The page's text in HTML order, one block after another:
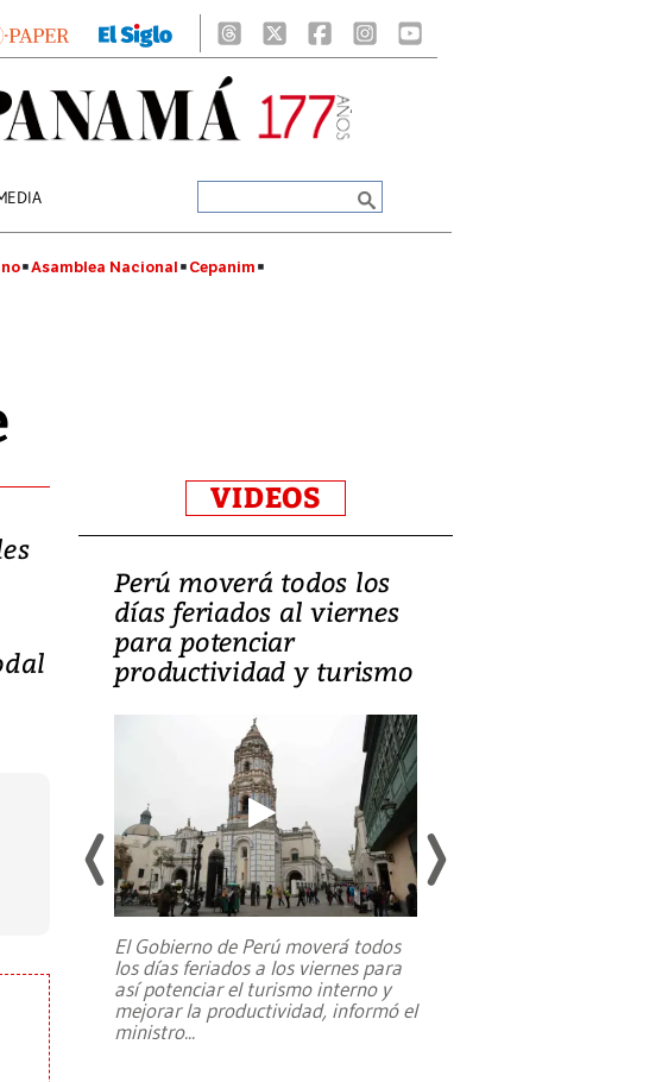
Asamblea Nacional Cepanim
VIDEOS
y
Perú moverá todos los
días feriados al viernes
para potenciar
productividad y turismo
El Gobierno de Perú moverá todos
los días feriados a los viernes para
así potenciar el turismo interno y
mejorar la productividad, informó el
ministro...